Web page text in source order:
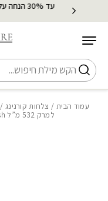
Skip to Content
חיפוש
עמוד הבית / צלחות קורנינג/
למרק 532 מ”ל Lilac Blush קורנינג, תוצרת ארה”ב
בחזרה למעלה